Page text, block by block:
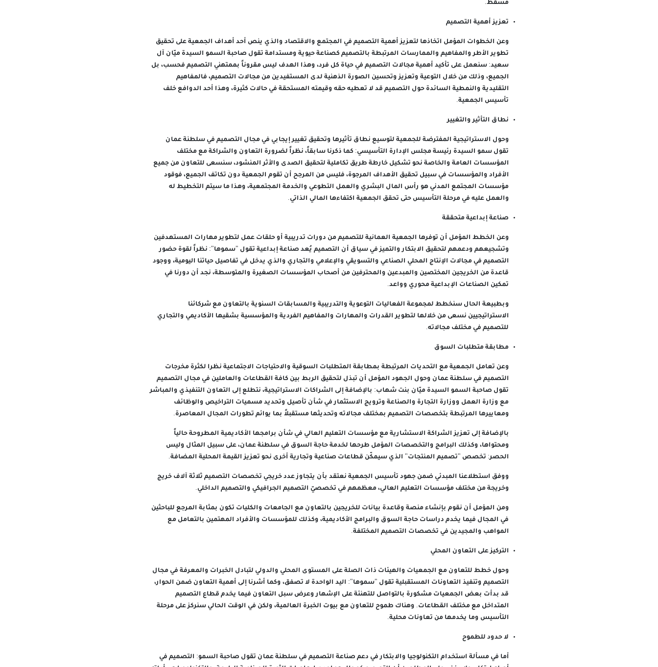
مسقط.
تعزيز أهمية التصميم
وعن الخطوات المؤمل اتخاذها لتعزيز أهمية التصميم في المجتمع والاقتصاد والذي ينص أحد أهداف الجمعية على تحقيق
تطوير الأطر والمفاهيم والممارسات المرتبطة بالتصميم كصناعة حيوية ومستدامة تقول صاحبة السمو السيدة ميّان آل
سعيد: سنعمل على تأكيد أهمية مجالات التصميم في حياة كل فرد، وهذا الهدف ليس مقروناً بممتهني التصميم فحسب، بل
الجميع، وذلك من خلال التوعية وتعزيز وتحسين الصورة الذهنية لدى المستفيدين من مجالات التصميم، فالمفاهيم
التقليدية والنمطية السائدة حول التصميم قد لا تعطيه حقه وقيمته المستحقة في حالات كثيرة، وهذا أحد الدوافع خلف
تأسيس الجمعية.
نطاق التأثير والتغيير
وحول الاستراتيجية المفترضة للجمعية لتوسيع نطاق تأثيرها وتحقيق تغيير إيجابي في مجال التصميم في سلطنة عمان
تقول سمو السيدة رئيسة مجلس الإدارة التأسيسي: كما ذكرنا سابقاً، نظراً لضرورة التعاون والشراكة مع مختلف
المؤسسات العامة والخاصة نحو تشكيل خارطة طريق تكاملية لتحقيق الصدى والأثر المنشود، سنسعى للتعاون من جميع
الأفراد والمؤسسات في سبيل تحقيق الأهداف المرجوة، فليس من المرجح أن تقوم الجمعية دون تكاتف الجميع، فوقود
مؤسسات المجتمع المدني هو رأس المال البشري والعمل التطوعي والخدمة المجتمعية، وهذا ما سيتم التخطيط له
والعمل عليه في مرحلة التأسيس حتى تحقق الجمعية اكتفاءها المالي الذاتي.
صناعة إبداعية متحققة
وعن الخطط المؤمل أن توفرها الجمعية العمانية للتصميم من دورات تدريبية أو حلقات عمل لتطوير مهارات المستهدفين
وتشجيعهم ودعمهم لتحقيق الابتكار والتميز في سياق أن التصميم يُعد صناعة إبداعية تقول "سموها": نظراً لقوة حضور
التصميم في مجالات الإنتاج المحلي الصناعي والتسويقي والإعلامي والتجاري والذي يدخل في تفاصيل حياتنا اليومية، ووجود
قاعدة من الخريجين المختصين والمبدعين والمحترفين من أصحاب المؤسسات الصغيرة والمتوسطة، نجد أن دورنا في
تمكين الصناعات الإبداعية محوري وواعد.
وبطبيعة الحال سنخطط لمجموعة الفعاليات التوعوية والتدريبية والمسابقات السنوية بالتعاون مع شركائنا
الاستراتيجيين نسعى من خلالها لتطوير القدرات والمهارات والمفاهيم الفردية والمؤسسية بشقيها الأكاديمي والتجاري
للتصميم في مختلف مجالاته.
مطابقة متطلبات السوق
وعن تعامل الجمعية مع التحديات المرتبطة بمطابقة المتطلبات السوقية والاحتياجات الاجتماعية نظرا لكثرة مخرجات
التصميم في سلطنة عمان وحول الجهود المؤمل أن تبذل لتحقيق الربط بين كافة القطاعات والعاملين في مجال التصميم
تقول صاحبة السمو السيدة ميّان بنت شهاب: بالإضافة إلى الشراكات الاستراتيجية، نتطلع إلى التعاون التنفيذي والمباشر
مع وزارة العمل ووزارة التجارة والصناعة وترويج الاستثمار في شأن تأصيل وتحديد مسميات التراخيص والوظائف
ومعاييرها المرتبطة بتخصصات التصميم بمختلف مجالاته وتحديثها مستقبلاً بما يوائم تطورات المجال المعاصرة.
بالإضافة إلى تعزيز الشراكة الاستشارية مع مؤسسات التعليم العالي في شأن برامجها الأكاديمية المطروحة حالياً
ومحتواها، وكذلك البرامج والتخصصات المؤمل طرحها لخدمة حاجة السوق في سلطنة عمان، على سبيل المثال وليس
الحصر: تخصص "تصميم المنتجات" الذي سيمكّن قطاعات صناعية وتجارية أخرى نحو تعزيز القيمة المحلية المضافة.
ووفق استطلاعنا المبدئي ضمن جهود تأسيس الجمعية نعتقد بأن يتجاوز عدد خريجي تخصصات التصميم ثلاثة آلاف خريج
وخريجة من مختلف مؤسسات التعليم العالي، معظمهم في تخصصيّ التصميم الجرافيكي والتصميم الداخلي.
ومن المؤمل أن نقوم بإنشاء منصة وقاعدة بيانات للخريجين بالتعاون مع الجامعات والكليات تكون بمثابة المرجع للباحثين
في المجال فيما يخدم دراسات حاجة السوق والبرامج الأكاديمية، وكذلك للمؤسسات والأفراد المهتمين بالتعامل مع
المواهب والمجيدين في تخصصات التصميم المختلفة.
التركيز على التعاون المحلي
وحول خطط للتعاون مع الجمعيات والهيئات ذات الصلة على المستوى المحلي والدولي لتبادل الخبرات والمعرفة في مجال
التصميم وتنفيذ التعاونات المستقبلية تقول "سموها": اليد الواحدة لا تصفق، وكما أشرنا إلى أهمية التعاون ضمن الحوار،
قد بدأت بعض الجمعيات مشكورة بالتواصل للتهنئة على الإشهار وعرض سبل التعاون فيما يخدم قطاع التصميم
المتداخل مع مختلف القطاعات. وهناك طموح للتعاون مع بيوت الخبرة العالمية، ولكن في الوقت الحالي سنركز على مرحلة
التأسيس وما يخدمها من تعاونات محلية.
لا حدود للطموح
أما في مسألة استخدام التكنولوجيا والابتكار في دعم صناعة التصميم في سلطنة عمان تقول صاحبة السمو: التصميم في